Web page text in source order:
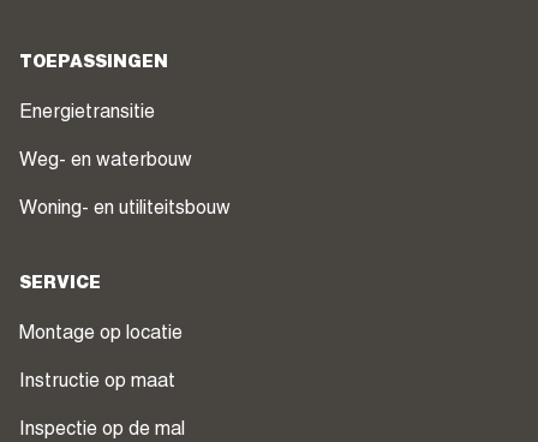
TOEPASSINGEN
Energietransitie
Weg- en waterbouw
Woning- en utiliteitsbouw
SERVICE
Montage op locatie
Instructie op maat
Inspectie op de mal